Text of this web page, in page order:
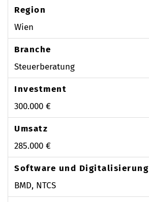
Region
Wien
Branche
Steuerberatung
Investment
300.000 €
Umsatz
285.000 €
Software und Digitalisierung
BMD, NTCS